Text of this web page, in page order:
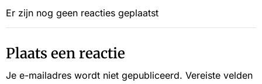
Er zijn nog geen reacties geplaatst
Plaats een reactie
Je e-mailadres wordt niet gepubliceerd. Vereiste velden